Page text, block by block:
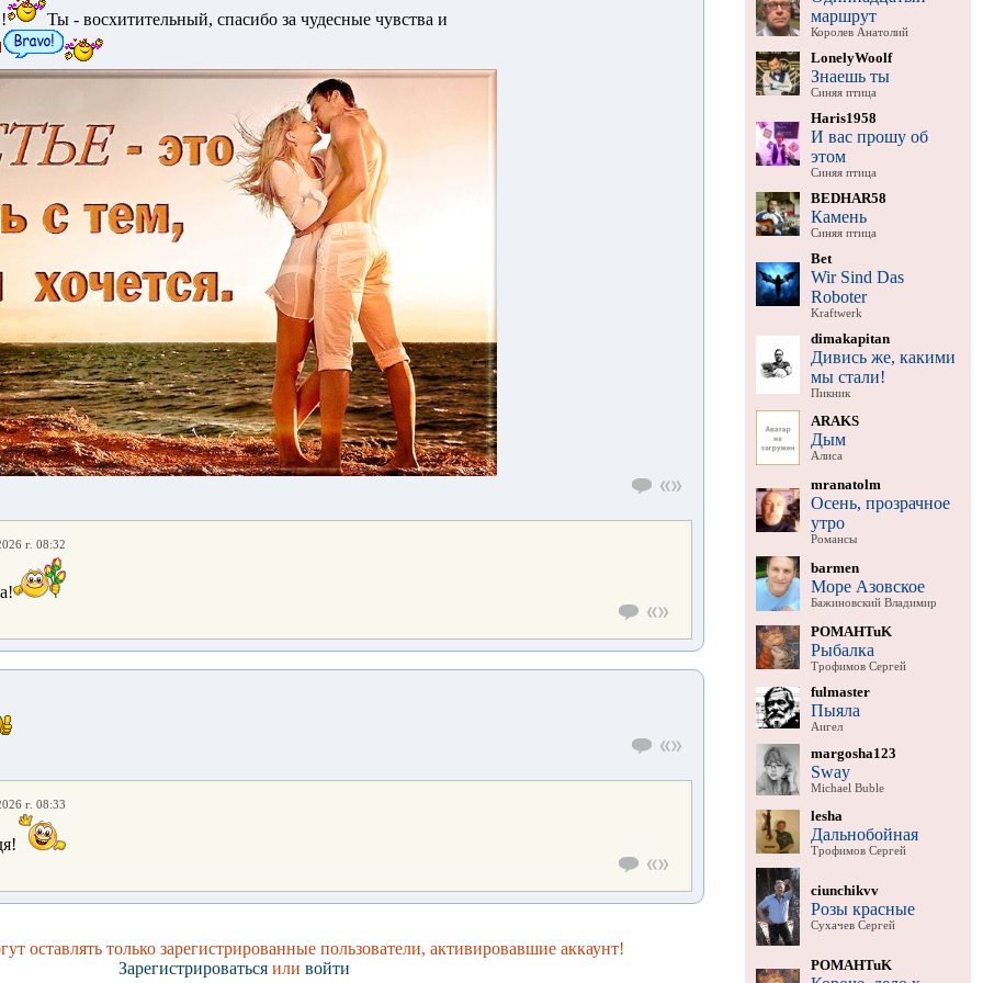
Ты - восхитительный, спасибо за чудесные чувства и
г. 08:32
г. 08:33
оставлять только зарегистрированные пользователи, активировавшие аккаунт!
Зарегистрироваться или войти
маршрут
Королев Анатолий
LonelyWoolf
Знаешь ты
Синяя птица
Haris1958
И вас прошу об
этом
Синяя птица
BEDHAR58
Камень
Синяя птица
Bet
Wir Sind Das
Roboter
Kraftwerk
dimakapitan
Дивись же, какими
мы стали!
Пикник
ARAKS
Дым
Алиса
mranatolm
Осень, прозрачное
утро
Романсы
barmen
Море Азовское
Бажиновский Владимир
POMAHTuK
Рыбалка
Трофимов Сергей
fulmaster
Пыяла
Аигел
margosha123
Sway
Michael Buble
lesha
Дальнобойная
Трофимов Сергей
ciunchikvv
Розы красные
Сухачев Сергей
POMAHTuK